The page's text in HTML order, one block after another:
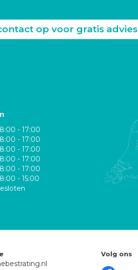
op voor gratis advies
- 17:00
- 17:00
- 17:00
- 17:00
- 17:00
- 15:00
Volg ons